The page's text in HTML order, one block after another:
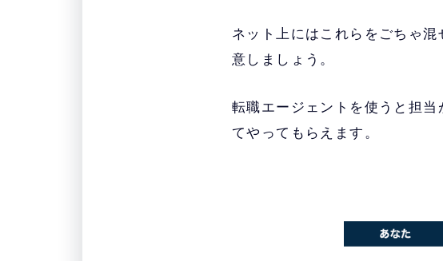
ネット上にはこれらをごちゃ
意しましょう。
転職エージェントを使うと担
てやってもらえます。